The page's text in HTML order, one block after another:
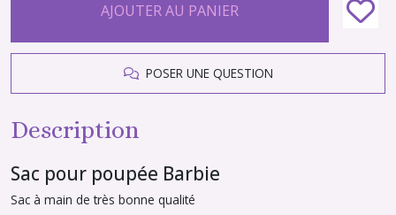
AJOUTER AU PANIER
POSER UNE QUESTION
Description
Sac pour poupée Barbie
Sac à main de très bonne qualité